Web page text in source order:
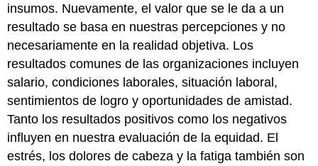
insumos. Nuevamente, el valor que se le da a un
resultado se basa en nuestras percepciones y no
necesariamente en la realidad objetiva. Los
resultados comunes de las organizaciones incluyen
salario, condiciones laborales, situación laboral,
sentimientos de logro y oportunidades de amistad.
Tanto los resultados positivos como los negativos
influyen en nuestra evaluación de la equidad. El
estrés, los dolores de cabeza y la fatiga también son